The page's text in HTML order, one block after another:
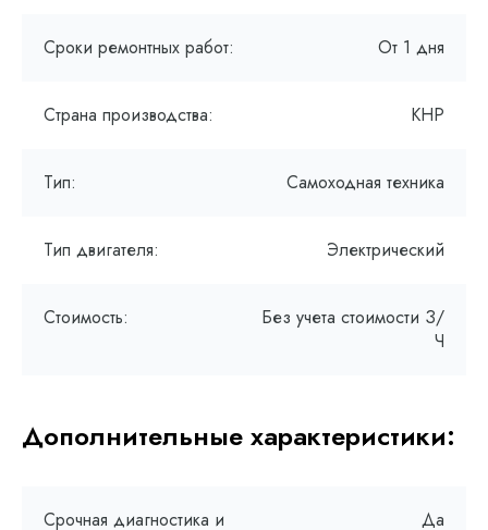
Сроки ремонтных работ: От 1 дня
Страна производства: КНР
Тип: Самоходная техника
Тип двигателя: Электрический
Стоимость:
Без учета стоимости З/
Ч
Дополнительные характеристики:
Срочная диагностика и
Да